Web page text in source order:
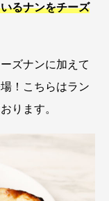
るナンをチーズ
ズナンに加えて
！こちらはラン
ります。